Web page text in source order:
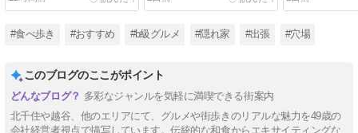
子・ビールで大満足
した
おかわり無料
#食べ歩き #おすすめ #b級グルメ #隠れ家 #出張 #穴場
このブログのここがポイント
多彩なジャンルを気軽に満喫できる街案内
北千住や越谷、他のエリアにて、グルメや街歩きのリアルな魅力を49歳の
会社経営者視点で描写しています。伝統的な和食からエキサイティングな